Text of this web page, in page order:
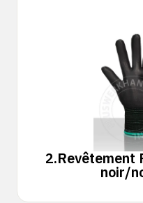
2.Revêtement
noir/